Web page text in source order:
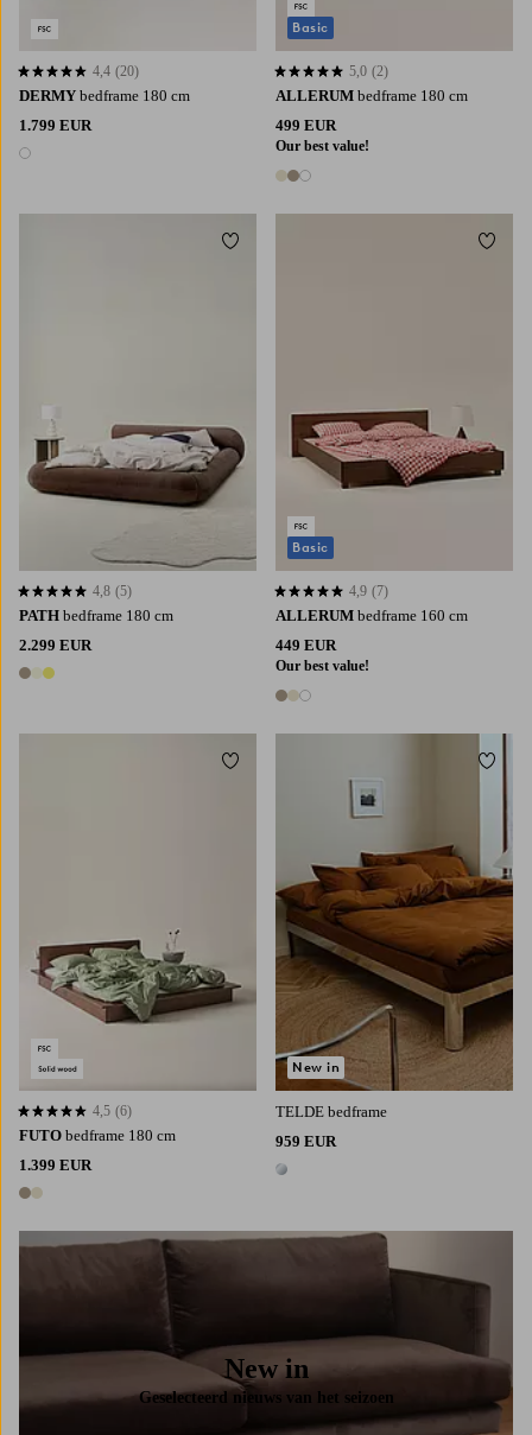
DERMY bedframe 180 cm
1.799 EUR
1 kleur
4,4 op basis van 20 beoordelingen
4,4 (20)
ALLERUM bedframe 180 cm
499 EUR
Our best value!
3 kleuren
5,0 op basis van 2 beoordelingen
5,0 (2)
Basic
PATH bedframe 180 cm
2.299 EUR
3 kleuren
4,8 op basis van 5 beoordelingen
4,8 (5)
Toevoegen aan favorieten
ALLERUM bedframe 160 cm
449 EUR
Our best value!
3 kleuren
4,9 op basis van 7 beoordelingen
4,9 (7)
Basic
FUTO bedframe 180 cm
1.399 EUR
2 kleuren
4,5 op basis van 6 beoordelingen
4,5 (6)
Toevoegen aan favorieten
TELDE bedframe
959 EUR
1 kleur
New in
180X200
New in
Geselecteerd nieuws van het seizoen